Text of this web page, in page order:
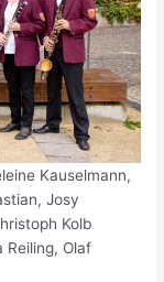
Kauselmann,
Josy
Kolb
Reiling, Olaf